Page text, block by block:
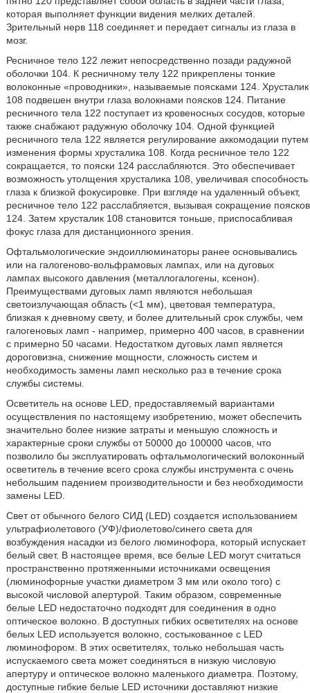
которая выполняет функции видения мелких деталей.
Зрительный нерв 118 соединяет и передает сигналы из глаза в
мозг.
Ресничное тело 122 лежит непосредственно позади радужной
оболочки 104. К ресничному телу 122 прикреплены тонкие
волоконные «проводники», называемые поясками 124. Хрусталик
108 подвешен внутри глаза волокнами поясков 124. Питание
ресничного тела 122 поступает из кровеносных сосудов, которые
также снабжают радужную оболочку 104. Одной функцией
ресничного тела 122 является регулирование аккомодации путем
изменения формы хрусталика 108. Когда ресничное тело 122
сокращается, то пояски 124 расслабляются. Это обеспечивает
возможность утолщения хрусталика 108, увеличивая способность
глаза к близкой фокусировке. При взгляде на удаленный объект,
ресничное тело 122 расслабляется, вызывая сокращение поясков
124. Затем хрусталик 108 становится тоньше, приспосабливая
фокус глаза для дистанционного зрения.
Офтальмологические эндоиллюминаторы ранее основывались
или на галогеново-вольфрамовых лампах, или на дуговых
лампах высокого давления (металлогалогены, ксенон).
Преимуществами дуговых ламп являются небольшая
светоизлучающая область (<1 мм), цветовая температура,
близкая к дневному свету, и более длительный срок службы, чем
галогеновых ламп - например, примерно 400 часов, в сравнении
с примерно 50 часами. Недостатком дуговых ламп является
дороговизна, снижение мощности, сложность систем и
необходимость замены ламп несколько раз в течение срока
службы системы.
Осветитель на основе LED, предоставляемый вариантами
осуществления по настоящему изобретению, может обеспечить
значительно более низкие затраты и меньшую сложность и
характерные сроки службы от 50000 до 100000 часов, что
позволило бы эксплуатировать офтальмологический волоконный
осветитель в течение всего срока службы инструмента с очень
небольшим падением производительности и без необходимости
замены LED.
Свет от обычного белого СИД (LED) создается использованием
ультрафиолетового (УФ)/фиолетово/синего света для
возбуждения насадки из белого люминофора, который испускает
белый свет. В настоящее время, все белые LED могут считаться
пространственно протяженными источниками освещения
(люминофорные участки диаметром 3 мм или около того) с
высокой числовой апертурой. Таким образом, современные
белые LED недостаточно подходят для соединения в одно
оптическое волокно. В доступных гибких осветителях на основе
белых LED используется волокно, состыкованное с LED
люминофором. В этих осветителях, только небольшая часть
испускаемого света может соединяться в низкую числовую
апертуру и оптическое волокно маленького диаметра. Поэтому,
доступные гибкие белые LED источники доставляют низкие